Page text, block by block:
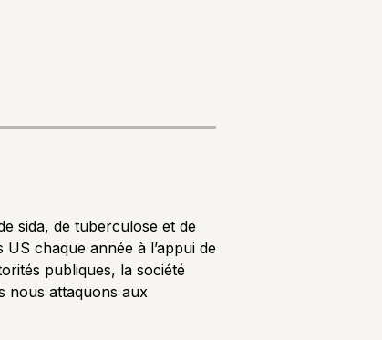
sida, de tuberculose et de
chaque année à l’appui de
publiques, la société
nous attaquons aux